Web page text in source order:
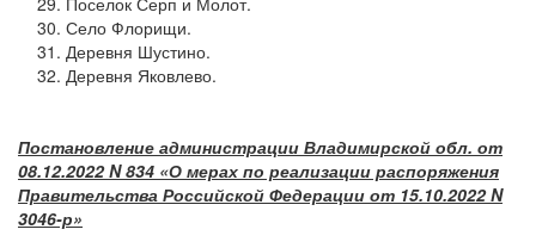
Село Флорищи.
Деревня Шустино.
Деревня Яковлево.
Постановление администрации Владимирской обл. от
08.12.2022 N 834 «О мерах по реализации распоряжения
Правительства Российской Федерации от 15.10.2022 N
3046-р»